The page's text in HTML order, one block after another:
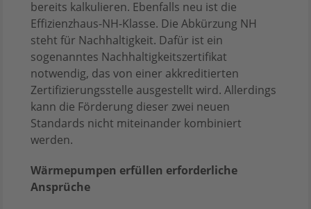
bereits kalkulieren. Ebenfalls neu ist die
Effizienzhaus-NH-Klasse. Die Abkürzung NH
steht für Nachhaltigkeit. Dafür ist ein
sogenanntes Nachhaltigkeitszertifikat
notwendig, das von einer akkreditierten
Zertifizierungsstelle ausgestellt wird. Allerdings
kann die Förderung dieser zwei neuen
Standards nicht miteinander kombiniert
werden.
Wärmepumpen erfüllen erforderliche
Ansprüche